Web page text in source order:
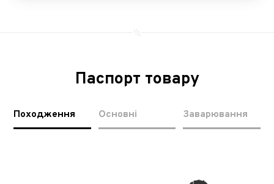
Паспорт товару
Походження Основні Заварювання